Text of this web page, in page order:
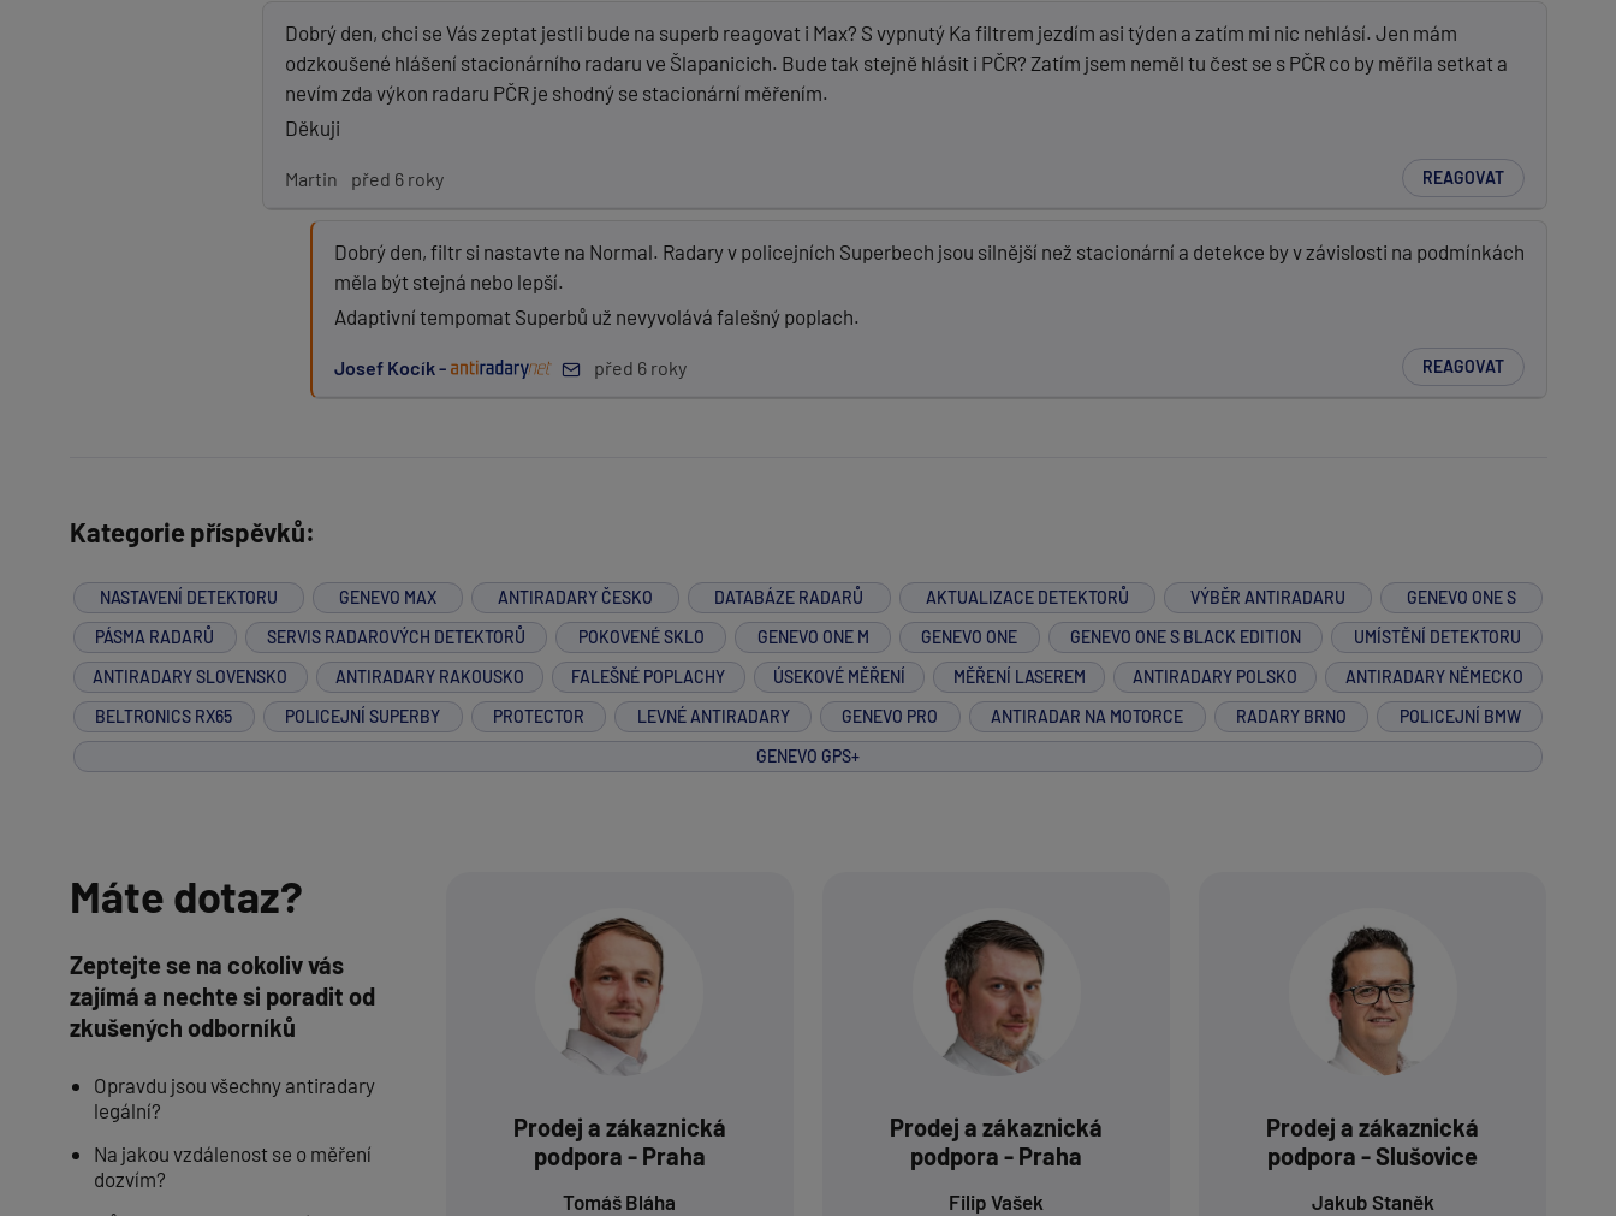
Dobrý den, chci se Vás zeptat jestli bude na superb reagovat i Max? S vypnutý Ka filtrem jezdím asi týden a zatím mi nic nehlásí. Jen mám
odzkoušené hlášení stacionárního radaru ve Šlapanicich. Bude tak stejně hlásit i PČR? Zatím jsem neměl tu čest se s PČR co by měřila setkat a
nevím zda výkon radaru PČR je shodný se stacionární měřením.
Děkuji
Martin před 6 roky REAGOVAT
Dobrý den, filtr si nastavte na Normal. Radary v policejních Superbech jsou silnější než stacionární a detekce by v závislosti na podmínkách
měla být stejná nebo lepší.
Adaptivní tempomat Superbů už nevyvolává falešný poplach.
Josef Kocík - před 6 roky REAGOVAT
Kategorie příspěvků:
NASTAVENÍ DETEKTORU GENEVO MAX ANTIRADARY ČESKO DATABÁZE RADARŮ AKTUALIZACE DETEKTORŮ VÝBĚR ANTIRADARU
GENEVO ONE S
PÁSMA RADARŮ
SERVIS RADAROVÝCH DETEKTORŮ POKOVENÉ SKLO GENEVO ONE M GENEVO ONE GENEVO ONE S BLACK EDITION
UMÍSTĚNÍ DETEKTORU
ANTIRADARY SLOVENSKO
ANTIRADARY RAKOUSKO FALEŠNÉ POPLACHY ÚSEKOVÉ MĚŘENÍ MĚŘENÍ LASEREM ANTIRADARY POLSKO
ANTIRADARY NĚMECKO
BELTRONICS RX65
POLICEJNÍ SUPERBY PROTECTOR LEVNÉ ANTIRADARY GENEVO PRO ANTIRADAR NA MOTORCE RADARY BRNO
POLICEJNÍ BMW
GENEVO GPS+
Máte dotaz?
Zeptejte se na cokoliv vás
zajímá a nechte si poradit od
zkušených odborníků
Opravdu jsou všechny antiradary
legální?
Na jakou vzdálenost se o měření
dozvím?
Prodej a zákaznická
podpora - Praha
Tomáš Bláha
Prodej a zákaznická
podpora - Praha
Filip Vašek
Prodej a zákaznická
podpora - Slušovice
Jakub Staněk